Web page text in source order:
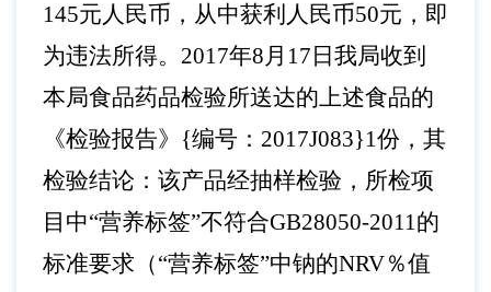
145元人民币，从中获利人民币50元，即
为违法所得。2017年8月17日我局收到
本局食品药品检验所送达的上述食品的
《检验报告》{编号：2017J083}1份，其
检验结论：该产品经抽样检验，所检项
目中“营养标签”不符合GB28050-2011的
标准要求（“营养标签”中钠的NRV％值